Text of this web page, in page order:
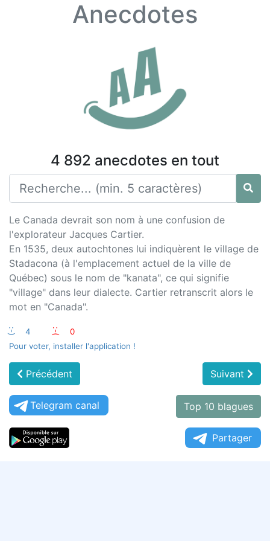
Anecdotes
4 892 anecdotes en tout
Le Canada devrait son nom à une confusion de
l'explorateur Jacques Cartier.
En 1535, deux autochtones lui indiquèrent le village de
Stadacona (à l'emplacement actuel de la ville de
Québec) sous le nom de "kanata", ce qui signifie
"village" dans leur dialecte. Cartier retranscrit alors le
mot en "Canada".
:-) 4 :-(
0
Pour voter, installer l'application !
Précédent Suivant
Telegram canal Top 10 blagues
Partager